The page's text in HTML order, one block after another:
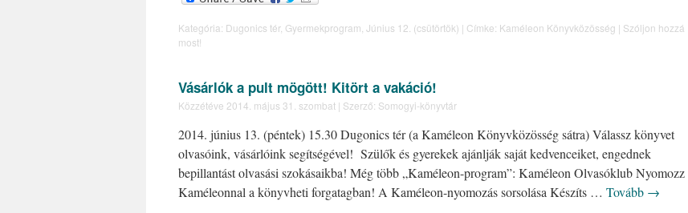
Kategória: Dugonics tér, Gyermekprogram, Június 12. (csütörtök) | Címke: Kaméleon Könyvközösség | Szóljon hozzá
most!
Vásárlók a pult mögött! Kitört a vakáció!
Közzétéve 2014. május 31. szombat | Szerző: Somogyi-könyvtár
2014. június 13. (péntek) 15.30 Dugonics tér (a Kaméleon Könyvközösség sátra) Válassz könyvet
olvasóink, vásárlóink segítségével! Szülők és gyerekek ajánlják saját kedvenceiket, engednek
bepillantást olvasási szokásaikba! Még több „Kaméleon-program”: Kaméleon Olvasóklub Nyomozz
Kaméleonnal a könyvheti forgatagban! A Kaméleon-nyomozás sorsolása Készíts … Tovább →